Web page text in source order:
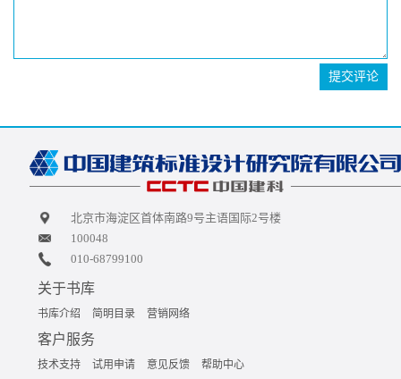
提交评论
北京市海淀区首体南路9号主语国际2号楼
100048
010-68799100
关于书库
书库介绍 简明目录 营销网络
客户服务
技术支持 试用申请 意见反馈 帮助中心